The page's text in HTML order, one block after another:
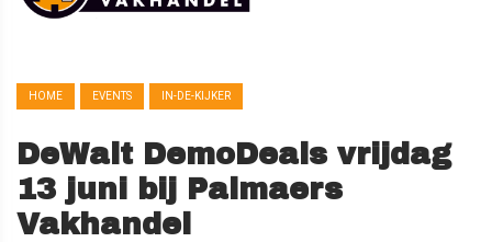
HOME EVENTS IN-DE-KIJKER
DeWalt DemoDeals vrijdag
13 juni bij Palmaers
Vakhandel